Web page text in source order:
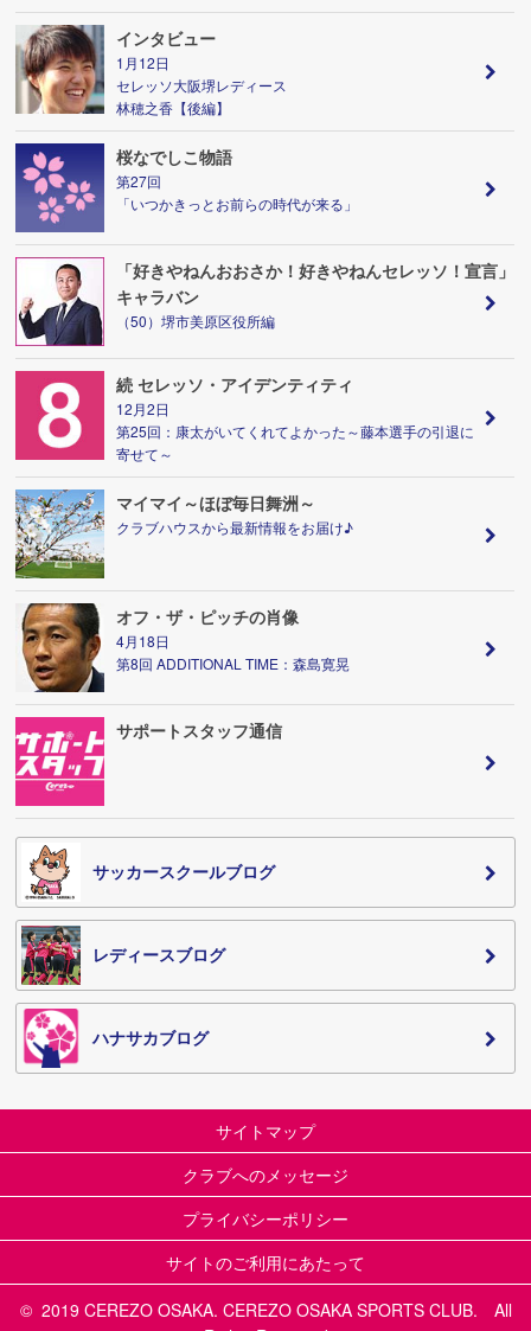
インタビュー
1月12日
セレッソ大阪堺レディース
林穂之香【後編】
桜なでしこ物語
第27回
「いつかきっとお前らの時代が来る」
「好きやねんおおさか！好きやねんセレッソ！宣言」
キャラバン
（50）堺市美原区役所編
続 セレッソ・アイデンティティ
12月2日
第25回：康太がいてくれてよかった～藤本選手の引退に
寄せて～
マイマイ～ほぼ毎日舞洲～
クラブハウスから最新情報をお届け♪
オフ・ザ・ピッチの肖像
4月18日
第8回 ADDITIONAL TIME：森島寛晃
サポートスタッフ通信
サッカースクールブログ
レディースブログ
ハナサカブログ
サイトマップ
クラブへのメッセージ
プライバシーポリシー
サイトのご利用にあたって
© 2019 CEREZO OSAKA. CEREZO OSAKA SPORTS CLUB. All